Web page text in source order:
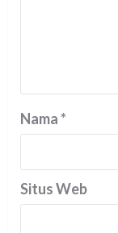
Nama*
Situs Web